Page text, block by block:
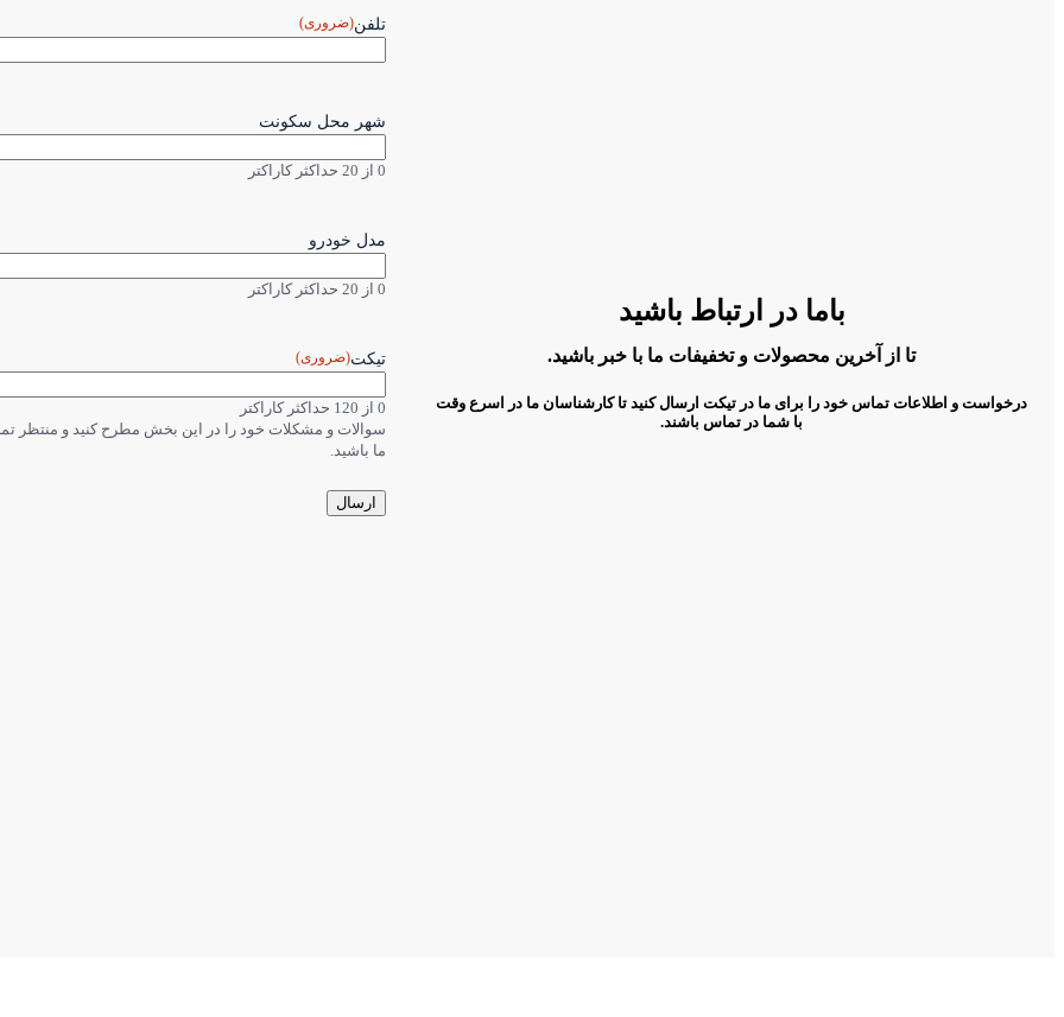
باما در ارتباط باشید
تا از آخرین محصولات و تخفیفات ما با خبر باشید.
درخواست و اطلاعات تماس خود را برای ما در تیکت ارسال کنید تا کارشناسان ما در اسرع وقت
با شما در تماس باشند.
تلفن(ضروری)
شهر محل سکونت
0 از 20 حداکثر کاراکتر
مدل خودرو
0 از 20 حداکثر کاراکتر
تیکت(ضروری)
0 از 120 حداکثر کاراکتر
سوالات و مشکلات خود را در این بخش مطرح کنید و منتظر
ما باشید.